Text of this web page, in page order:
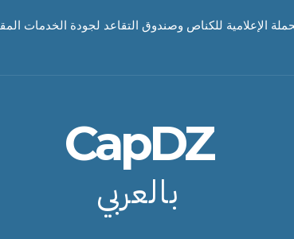
الإعلامية للكناص وصندوق التقاعد لجودة الخدمات
CapDZ
بالعربي